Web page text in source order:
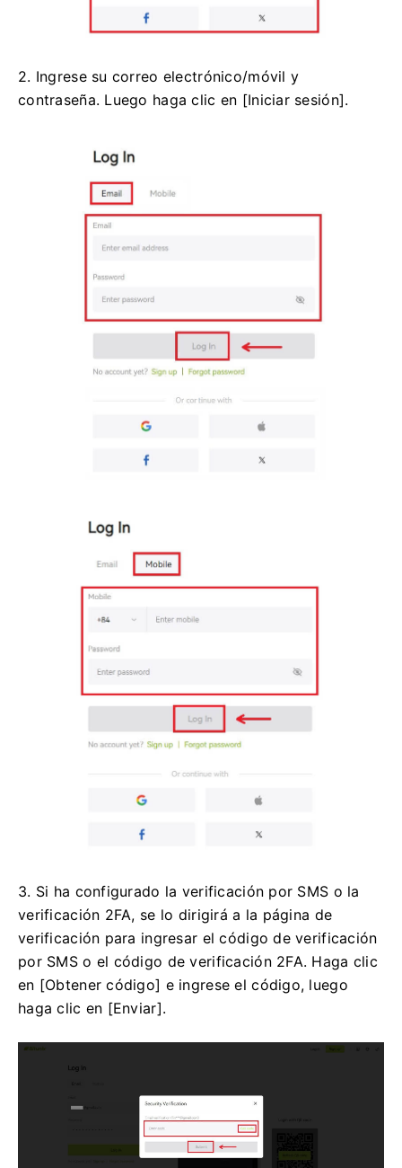
2. Ingrese su correo electrónico/móvil y
contraseña. Luego haga clic en [Iniciar sesión].
3. Si ha configurado la verificación por SMS o la
verificación 2FA, se lo dirigirá a la página de
verificación para ingresar el código de verificación
por SMS o el código de verificación 2FA. Haga clic
en [Obtener código] e ingrese el código, luego
haga clic en [Enviar].